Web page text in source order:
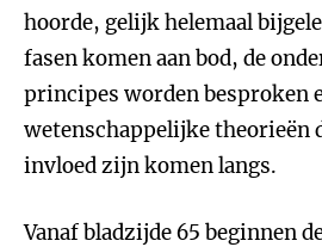
hoorde, gelijk helemaal
fasen komen aan bod, de
principes worden besproken
wetenschappelijke theorieën
invloed zijn komen langs.
Vanaf bladzijde 65 beginnen